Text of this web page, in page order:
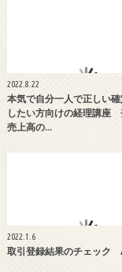
2022.8.22
本気で自分一人で正しい
したい方向けの経理講座
売上高の…
2022.1.6
取引登録結果のチェック